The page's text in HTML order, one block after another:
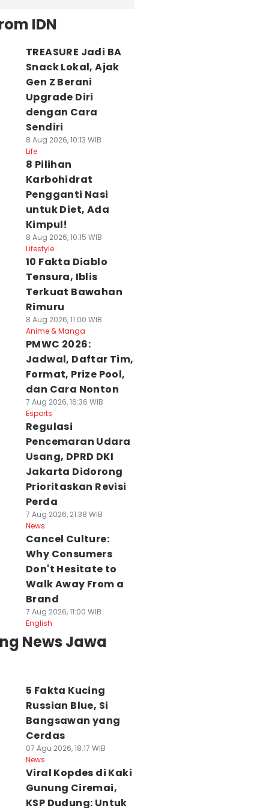
IDN
TREASURE Jadi BA
Snack Lokal, Ajak
Gen Z Berani
Upgrade Diri
dengan Cara
Sendiri
8 Aug 2026, 10:13 WIB
Life
8 Pilihan
Karbohidrat
Pengganti Nasi
untuk Diet, Ada
Kimpul!
8 Aug 2026, 10:15 WIB
Lifestyle
10 Fakta Diablo
Tensura, Iblis
Terkuat Bawahan
Rimuru
8 Aug 2026, 11:00 WIB
Anime & Manga
PMWC 2026:
Jadwal, Daftar Tim,
Format, Prize Pool,
dan Cara Nonton
7 Aug 2026, 16:36 WIB
Esports
Regulasi
Pencemaran Udara
Usang, DPRD DKI
Jakarta Didorong
Prioritaskan Revisi
Perda
7 Aug 2026, 21:38 WIB
News
Cancel Culture:
Why Consumers
Don't Hesitate to
Walk Away From a
Brand
7 Aug 2026, 11:00 WIB
English
News Jawa
5 Fakta Kucing
Russian Blue, Si
Bangsawan yang
Cerdas
07 Agu 2026, 18:17 WIB
News
Viral Kopdes di Kaki
Gunung Ciremai,
KSP Dudung: Untuk